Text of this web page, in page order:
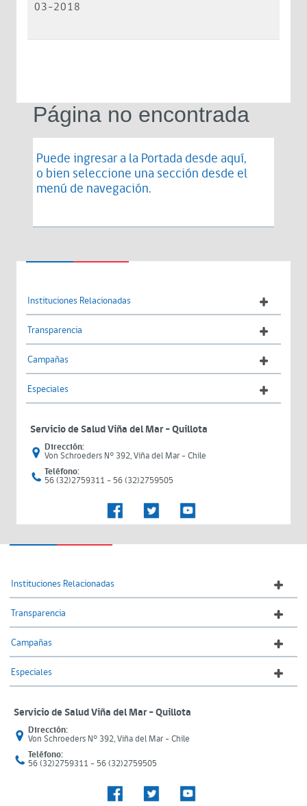
03-2018
Página no encontrada
Puede ingresar a la Portada desde aquí,
o bien seleccione una sección desde el
menú de navegación.
Instituciones Relacionadas
Transparencia
Campañas
Especiales
Servicio de Salud Viña del Mar – Quillota
Dirección:
Von Schroeders N° 392, Viña del Mar - Chile
Teléfono:
56 (32)2759311 - 56 (32)2759505
Instituciones Relacionadas
Transparencia
Campañas
Especiales
Servicio de Salud Viña del Mar – Quillota
Dirección:
Von Schroeders N° 392, Viña del Mar - Chile
Teléfono:
56 (32)2759311 - 56 (32)2759505